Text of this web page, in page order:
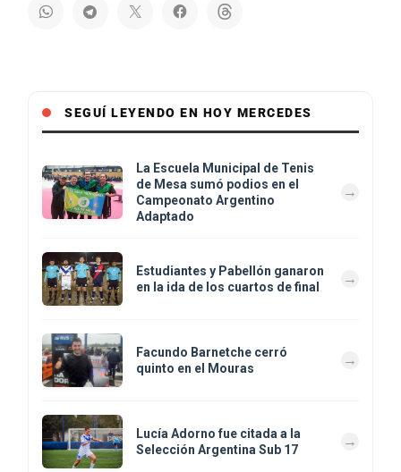
SEGUÍ LEYENDO EN HOY MERCEDES
La Escuela Municipal de Tenis
de Mesa sumó podios en el
Campeonato Argentino
Adaptado
Estudiantes y Pabellón ganaron
en la ida de los cuartos de final
Facundo Barnetche cerró
quinto en el Mouras
Lucía Adorno fue citada a la
Selección Argentina Sub 17